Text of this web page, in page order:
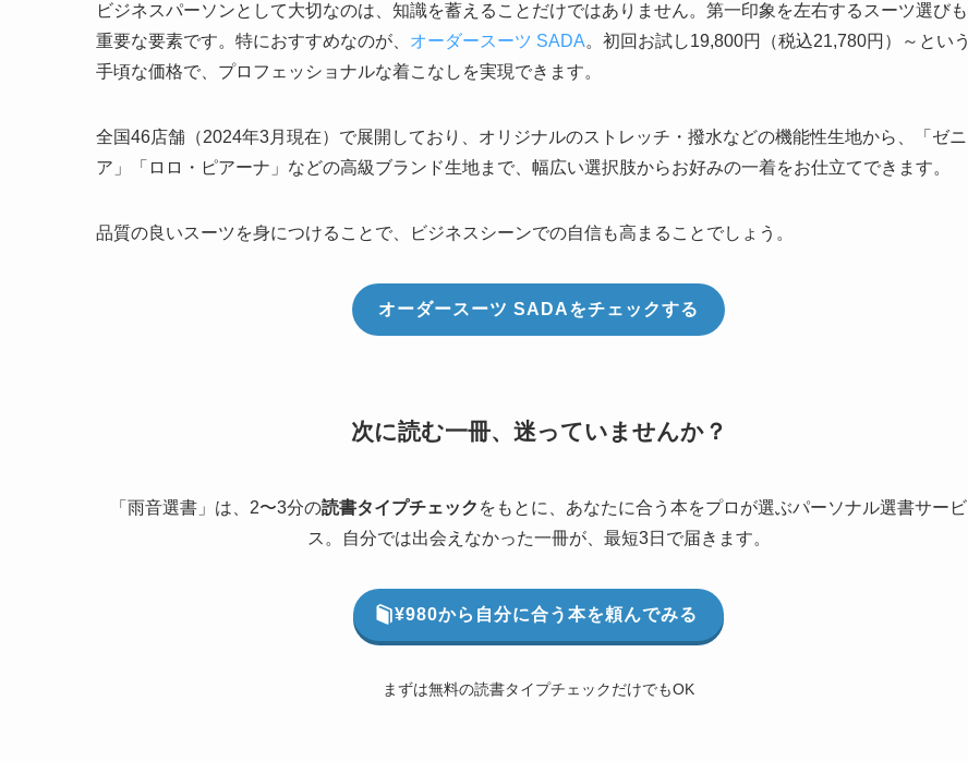
ビジネスパーソンとして大切なのは、知識を蓄えることだけではありません。第一印象を左右するスーツ選びも
重要な要素です。特におすすめなのが、 オーダースーツ SADA。初回お試し19,800円（税込21,780円）～という
手頃な価格で、プロフェッショナルな着こなしを実現できます。
全国46店舗（2024年3月現在）で展開しており、オリジナルのストレッチ・撥水などの機能性生地から、「ゼニ
ア」「ロロ・ピアーナ」などの高級ブランド生地まで、幅広い選択肢からお好みの一着をお仕立てできます。
品質の良いスーツを身につけることで、ビジネスシーンでの自信も高まることでしょう。
オーダースーツ SADAをチェックする
次に読む一冊、迷っていませんか？
「雨音選書」は、2〜3分の読書タイプチェック をもとに、あなたに合う本をプロが選ぶパーソナル選書サービ
ス。自分では出会えなかった一冊が、最短3日で届きます。
¥980から自分に合う本を頼んでみる
まずは無料の読書タイプチェックだけでもOK